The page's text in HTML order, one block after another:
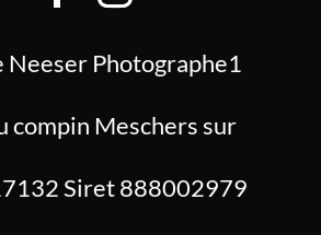
Neeser Photographe1
compin Meschers sur
Siret 888002979